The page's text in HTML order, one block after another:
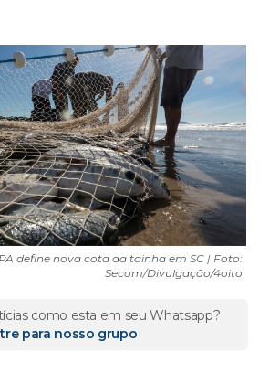
define nova cota da tainha em SC | Foto:
Secom/Divulgação/4oito
como esta em seu Whatsapp?
para nosso grupo